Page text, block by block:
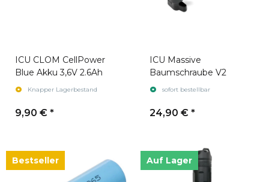
ICU CLOM CellPower
Blue Akku 3,6V 2.6Ah
Knapper Lagerbestand
9,90 € *
ICU Massive
Baumschraube V2
sofort bestellbar
24,90 € *
Bestseller Auf Lager